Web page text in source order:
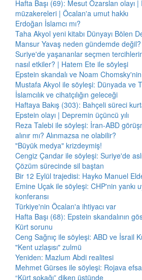
Hafta Başı (69): Mesut Özarslan olayı
müzakereleri | Öcalan'a umut hakkı
Erdoğan İslamcı mı?
Taha Akyol yeni kitabı Dünyayı Bölen
Mansur Yavaş neden gündemde değil?
Suriye'de yaşananlar seçmen
nasıl etkiler? | Hatem Ete ile söyleşi
Epstein skandalı ve Noam Chomsky'nin
Mustafa Akyol ile söyleşi: Dünyada ve
İslamcılık ve cihatçılığın geleceği
Haftaya Bakış (303): Bahçeli süreci
Epstein olayı | Depremin üçüncü yılı
Reza Talebi ile söyleşi: İran-ABD
alınır mı? Alınmazsa ne olabilir?
"Büyük medya" krizdeymiş!
Cengiz Çandar ile söyleşi: Suriye'de
Çözüm sürecinde sil baştan
Bir 12 Eylül trajedisi: Hayko Manuel
Emine Uçak ile söyleşi: CHP'nin yankı
konferansı
Türkiye'nin Öcalan'a ihtiyacı var
Hafta Başı (68): Epstein skandalının
Kürt sorunu
Ceng Sağnıç ile söyleşi: ABD ve İsrail
"Kent uzlaşısı" zulmü
Yeniden: Mazlum Abdi realitesi
Mehmet Gürses ile söyleşi: Rojava
“Kürt sokağı” diken üstünde